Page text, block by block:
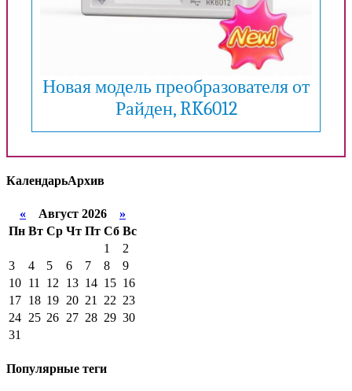
Новая модель преобразователя от
Райден, RK6012
КалендарьАрхив
« Август 2026 »
Пн Вт Ср Чт Пт Сб Вс
1
2
3
4 5 6 7 8
9
10 11 12 13 14 15 16
17 18 19 20 21 22 23
24 25 26 27 28 29 30
31
Популярные теги